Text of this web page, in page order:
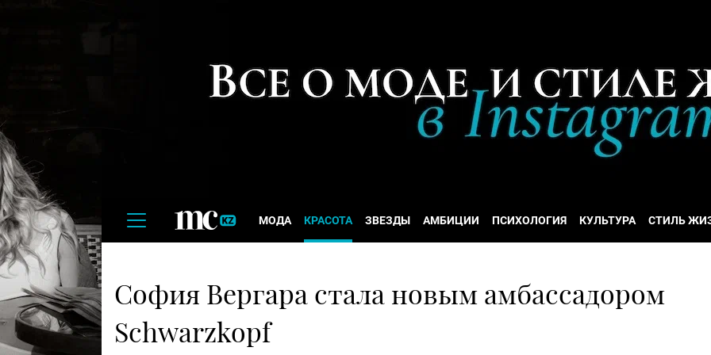
МОДА КРАСОТА ЗВЕЗДЫ АМБИЦИИ ПСИХОЛОГИЯ КУЛЬТУРА СТИЛЬ
София Вергара стала новым амбассадором
Schwarzkopf